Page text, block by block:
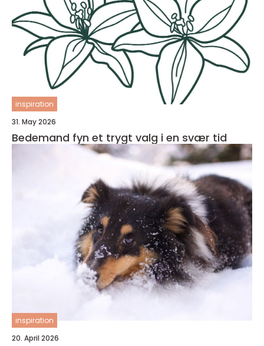
inspiration
31. May 2026
Bedemand fyn et trygt valg i en svær tid
inspiration
20. April 2026